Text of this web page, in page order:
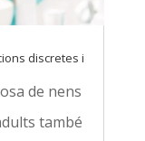
discretes i
de nens
també